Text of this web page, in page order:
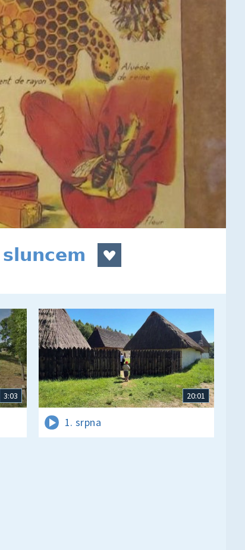
3:03 20:01
1. srpna